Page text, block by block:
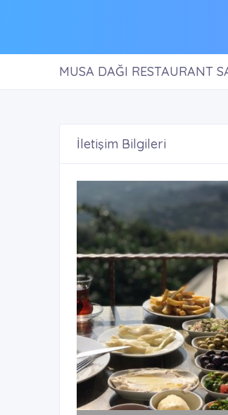
MUSA DAĞI RESTAURANT
İletişim Bilgileri